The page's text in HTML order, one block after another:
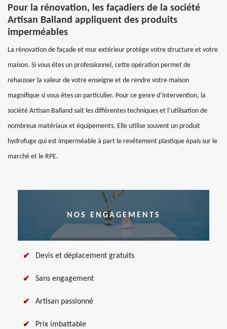
Pour la rénovation, les façadiers de la société
Artisan Balland appliquent des produits
imperméables
La rénovation de façade et mur extérieur protège votre structure et votre
maison. Si vous êtes un professionnel, cette opération permet de
rehausser la valeur de votre enseigne et de rendre votre maison
magnifique si vous êtes un particulier. Pour ce genre d’intervention, la
société Artisan Balland sait les différentes techniques et l’utilisation de
nombreux matériaux et équipements. Elle utilise souvent un produit
hydrofuge qui est imperméable à part le revêtement plastique épais sur le
marché et le RPE.
NOS ENGAGEMENTS
Devis et déplacement gratuits
Sans engagement
Artisan passionné
Prix imbattable